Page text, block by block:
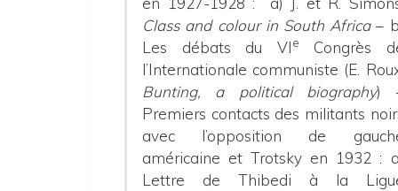
Class and colour in South Africa–
Les débats du VIe
Congrès
l’Internationale communiste (E.
Bunting, a political biography)
Premiers contacts des militants
avec l’opposition de
américaine et Trotsky en 1932 :
Lettre de Thibedi à la